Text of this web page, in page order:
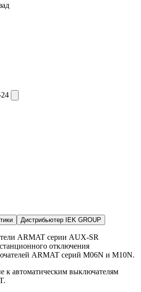
Дистрибьютер IEK GROUP
ARMAT серии AUX-SR
отключения
ARMAT cерий M06N и M10N.
к автоматическим выключателям